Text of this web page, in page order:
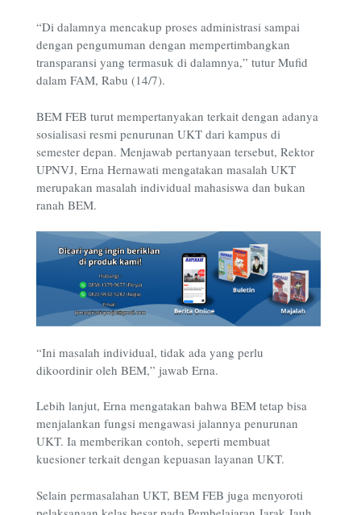
“Di dalamnya mencakup proses administrasi sampai
dengan pengumuman dengan mempertimbangkan
transparansi yang termasuk di dalamnya,” tutur Mufid
dalam FAM, Rabu (14/7).
BEM FEB turut mempertanyakan terkait dengan adanya
sosialisasi resmi penurunan UKT dari kampus di
semester depan. Menjawab pertanyaan tersebut, Rektor
UPNVJ, Erna Hernawati mengatakan masalah UKT
merupakan masalah individual mahasiswa dan bukan
ranah BEM.
“Ini masalah individual, tidak ada yang perlu
dikoordinir oleh BEM,” jawab Erna.
Lebih lanjut, Erna mengatakan bahwa BEM tetap bisa
menjalankan fungsi mengawasi jalannya penurunan
UKT. Ia memberikan contoh, seperti membuat
kuesioner terkait dengan kepuasan layanan UKT.
Selain permasalahan UKT, BEM FEB juga menyoroti